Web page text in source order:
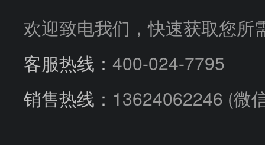
流量控制阀
HUADE华德
汽车行业
选型指导
欢迎致电我们，快速获取您所
客服热线： 400-024-7795
销售热线： 13624062246 (微